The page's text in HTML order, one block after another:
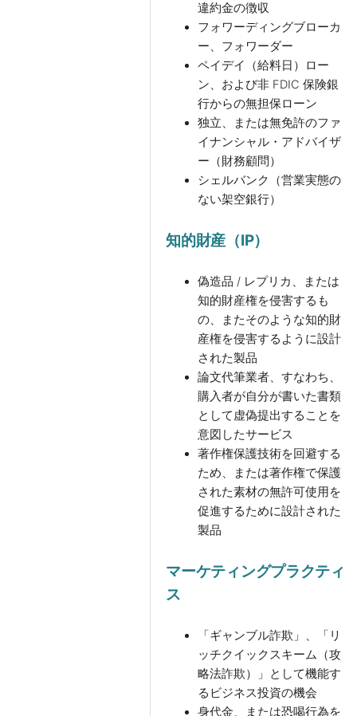
違約金の徴収
フォワーディングブローカ
ー、フォワーダー
ペイデイ（給料日）ロー
ン、および非 FDIC 保険銀
行からの無担保ローン
独立、または無免許のファ
イナンシャル・アドバイザ
ー（財務顧問）
シェルバンク（営業実態の
ない架空銀行）
知的財産（IP）
偽造品 / レプリカ、または
知的財産権を侵害するも
の、またそのような知的財
産権を侵害するように設計
された製品
論文代筆業者、すなわち、
購入者が自分が書いた書類
として虚偽提出することを
意図したサービス
著作権保護技術を回避する
ため、または著作権で保護
された素材の無許可使用を
促進するために設計された
製品
マーケティングプラクティ
ス
「ギャンブル詐欺」、「リ
ッチクイックスキーム（攻
略法詐欺）」として機能す
るビジネス投資の機会
身代金、または恐喝行為を